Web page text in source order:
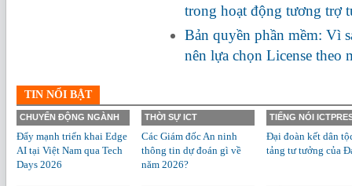
trong hoạt động tương trợ
Bản quyền phần mềm: Vì
nên lựa chọn License theo
TIN NỔI BẬT
CHUYỂN ĐỘNG NGÀNH
Đẩy mạnh triển khai Edge
AI tại Việt Nam qua Tech
Days 2026
THỜI SỰ ICT
Các Giám đốc An ninh
thông tin dự đoán gì về
năm 2026?
TIẾNG NÓI
Đại đoàn kết dân
tảng tư tưởng của